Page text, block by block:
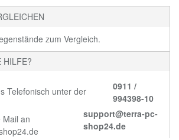
zum Vergleich.
HILFE?
0911 /
994398-10
support@terra-pc-
shop24.de